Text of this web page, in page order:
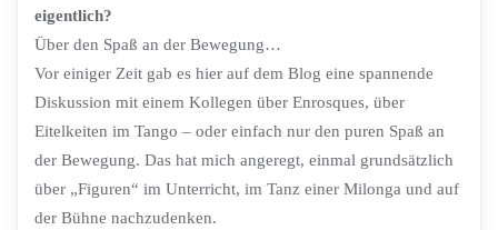
eigentlich?
Über den Spaß an der Bewegung…
Vor einiger Zeit gab es hier auf dem Blog eine spannende
Diskussion mit einem Kollegen über Enrosques, über
Eitelkeiten im Tango – oder einfach nur den puren Spaß an
der Bewegung. Das hat mich angeregt, einmal grundsätzlich
über „Figuren“ im Unterricht, im Tanz einer Milonga und auf
der Bühne nachzudenken.